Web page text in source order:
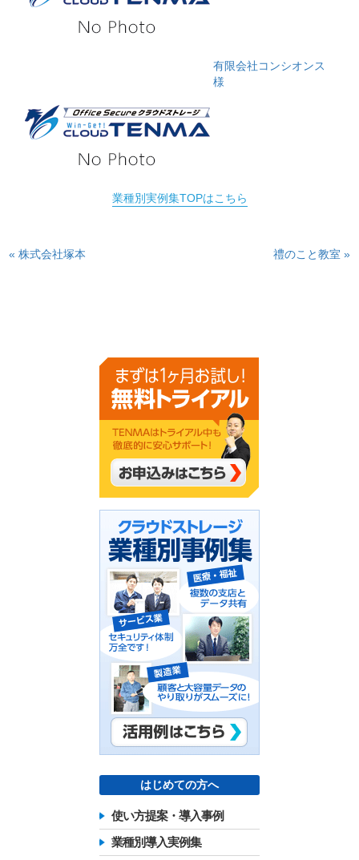
有限会社コンシオンス
様
業種別実例集TOPはこちら
« 株式会社塚本 禮のこと教室 »
はじめての方へ
使い方提案・導入事例
業種別導入実例集